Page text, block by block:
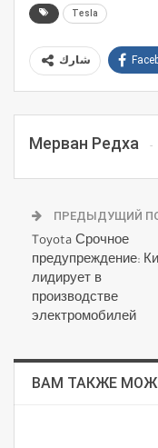
Tesla
شارك
Мерван Редха
ПРЕДЫДУЩИЙ
Toyota Срочное
предупреждение:
лидирует в
производстве
электромобилей
ВАМ ТАКЖЕ